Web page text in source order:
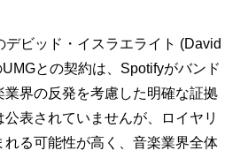
デビッド・イスラエライト (David
との契約は、Spotifyがバンド
業界の反発を考慮した明確な証拠
表されていませんが、ロイヤリ
れる可能性が高く、音楽業界全体